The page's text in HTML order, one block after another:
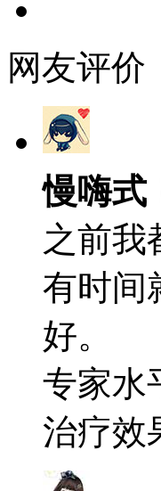
网友评价
慢嗨式
之前我
有时间
好。
专家水
治疗效